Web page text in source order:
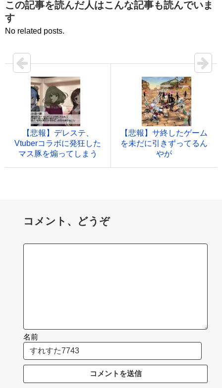
価格：¥100 価格：¥100
この記事を読んだ人はこんな記事も読んでいま
す
No related posts.
【悲報】デレステ、
Vtuberコラボに発狂した
マス豚を煽ってしまう
【悲報】サ終したゲーム
を未だに引きずってるん
やが
コメント、どうぞ
名前